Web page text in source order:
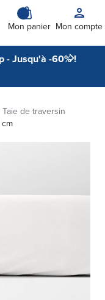
Mon panier Mon compte
- Jusqu'à -60% !
Taie de traversin